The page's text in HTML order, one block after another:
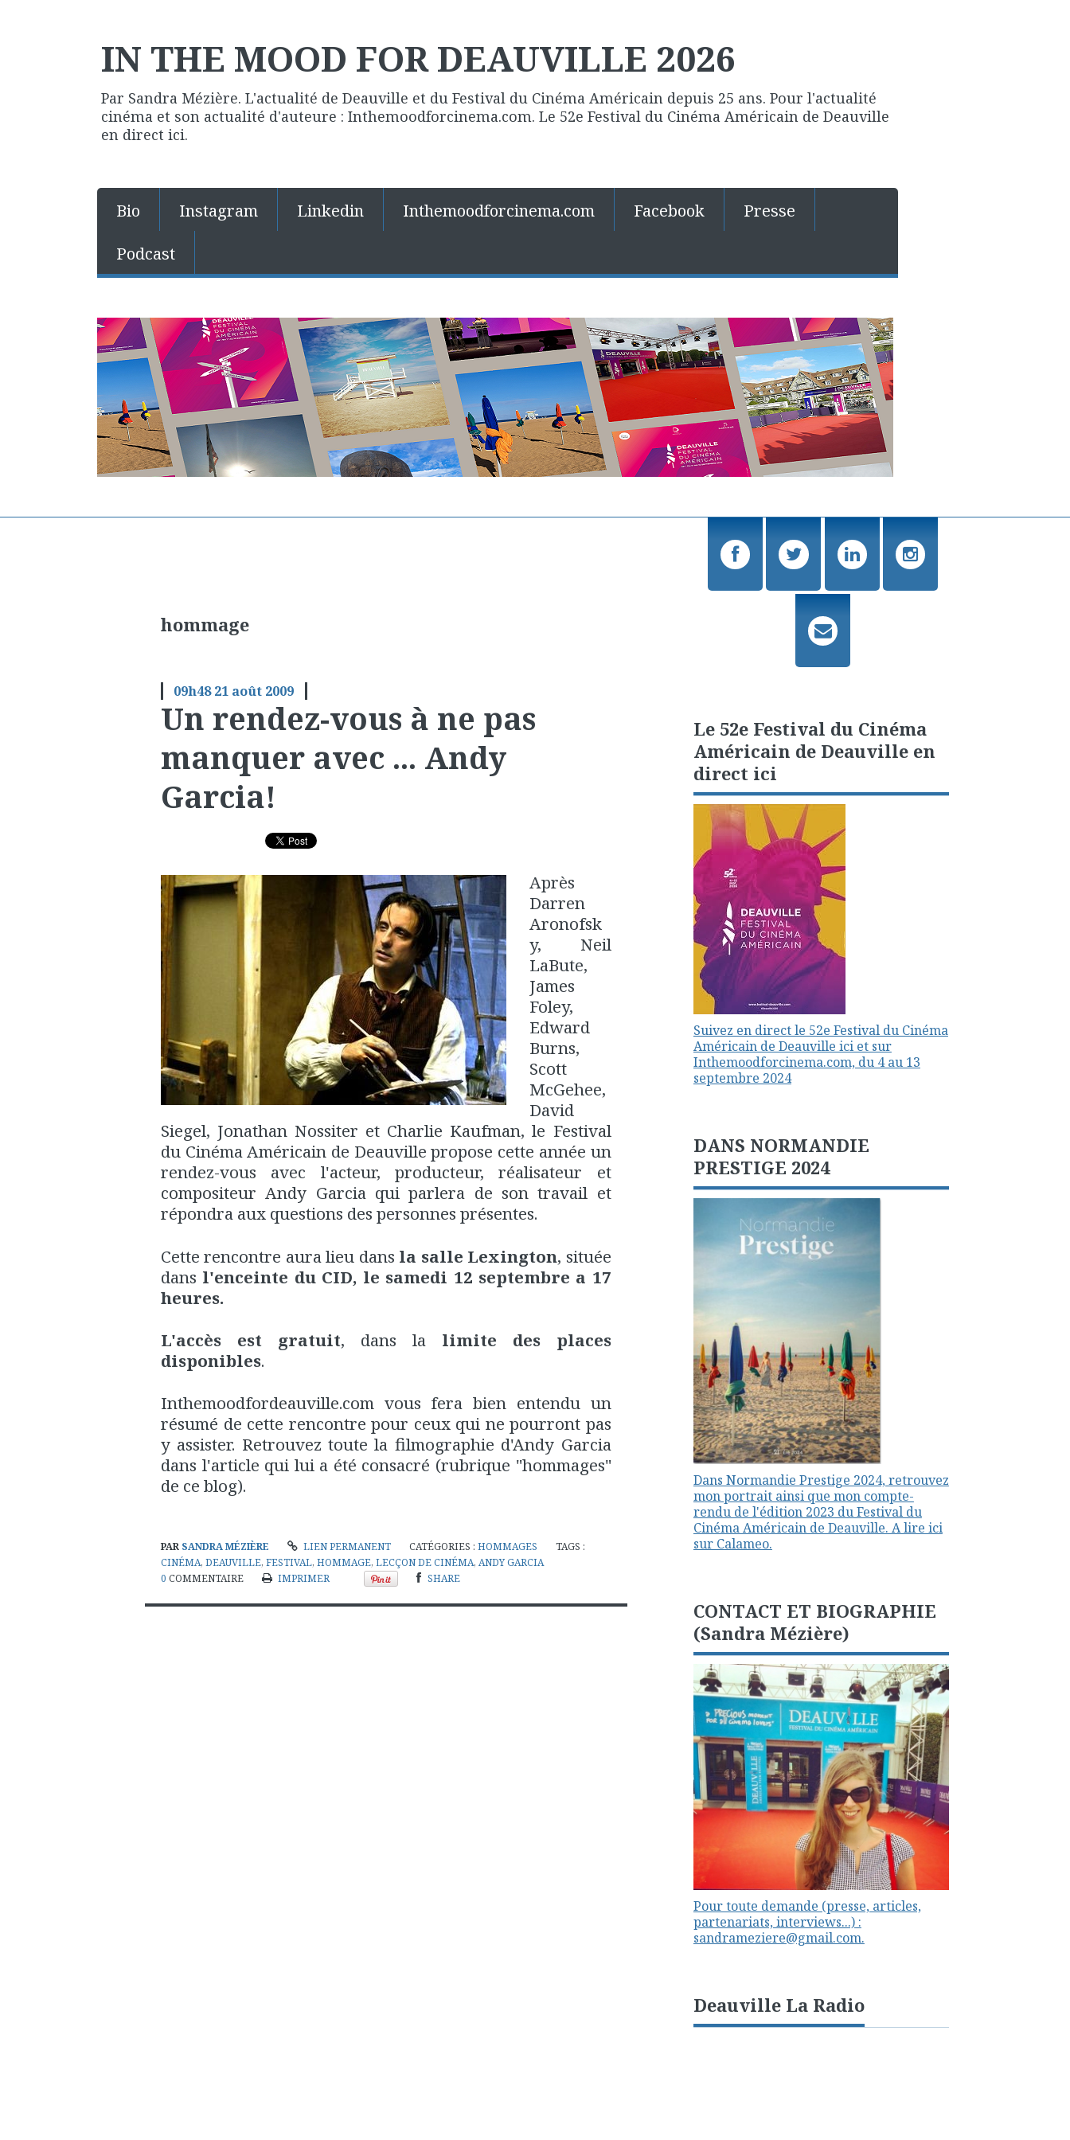
IN THE MOOD FOR DEAUVILLE 2026
Par Sandra Mézière. L'actualité de Deauville et du Festival du Cinéma Américain depuis 25 ans. Pour l'actualité
cinéma et son actualité d'auteure : Inthemoodforcinema.com. Le 52e Festival du Cinéma Américain de Deauville
en direct ici.
Bio Instagram Linkedin Inthemoodforcinema.com Facebook
Presse
Podcast
hommage
09h48 21 août 2009
Un rendez-vous à ne pas
manquer avec ... Andy
Garcia!
Après
Darren
Aronofsk
y, Neil
LaBute,
James
Foley,
Edward
Burns,
Scott
McGehee,
David
Siegel, Jonathan Nossiter et Charlie Kaufman, le Festival
du Cinéma Américain de Deauville propose cette année un
rendez-vous avec l'acteur, producteur, réalisateur et
compositeur Andy Garcia qui parlera de son travail et
répondra aux questions des personnes présentes.
Cette rencontre aura lieu dans la salle Lexington, située
dans l'enceinte du CID, le samedi 12 septembre a 17
heures.
L'accès est gratuit, dans la limite des places
disponibles.
Inthemoodfordeauville.com vous fera bien entendu un
résumé de cette rencontre pour ceux qui ne pourront pas
y assister. Retrouvez toute la filmographie d'Andy Garcia
dans l'article qui lui a été consacré (rubrique "hommages"
de ce blog).
PAR SANDRA MÉZIÈRE LIEN PERMANENT CATÉGORIES :HOMMAGES
TAGS :
CINÉMA, DEAUVILLE, FESTIVAL, HOMMAGE, LECÇON DE CINÉMA, ANDY GARCIA
0 COMMENTAIRE IMPRIMER SHARE
Le 52e Festival du Cinéma
Américain de Deauville en
direct ici
Suivez en direct le 52e Festival du Cinéma
Américain de Deauville ici et sur
Inthemoodforcinema.com, du 4 au 13
septembre 2024
DANS NORMANDIE
PRESTIGE 2024
Dans Normandie Prestige 2024, retrouvez
mon portrait ainsi que mon compte-
rendu de l'édition 2023 du Festival du
Cinéma Américain de Deauville. A lire ici
sur Calameo.
CONTACT ET BIOGRAPHIE
(Sandra Mézière)
Pour toute demande (presse, articles,
partenariats, interviews...) :
sandrameziere@gmail.com.
Deauville La Radio